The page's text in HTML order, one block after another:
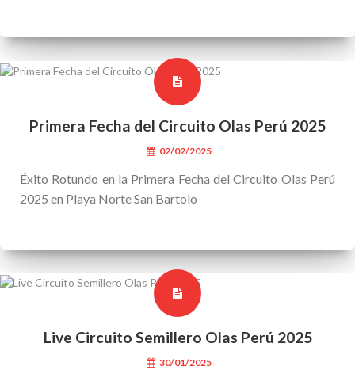
Primera Fecha del Circuito Olas Perú 2025
02/02/2025
Éxito Rotundo en la Primera Fecha del Circuito Olas Perú
2025 en Playa Norte San Bartolo
Live Circuito Semillero Olas Perú 2025
30/01/2025